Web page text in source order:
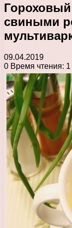
свиными
09.04.2019
0 Время чтения: 1